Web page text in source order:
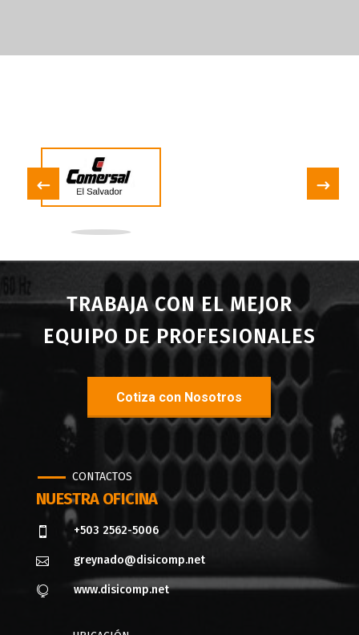
TRABAJA CON EL MEJOR
EQUIPO DE PROFESIONALES
Cotiza con Nosotros
CONTACTOS
NUESTRA OFICINA
 +503 2562-5006
 greynado@disicomp.net
 www.disicomp.net